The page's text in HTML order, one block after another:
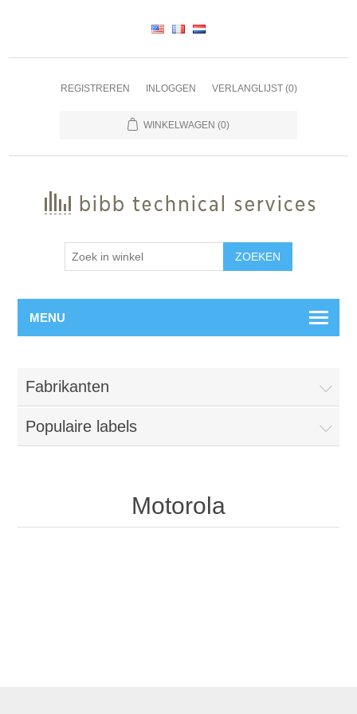
REGISTREREN INLOGGEN VERLANGLIJST (0)
WINKELWAGEN (0)
ZOEKEN
MENU
Fabrikanten
Populaire labels
Motorola